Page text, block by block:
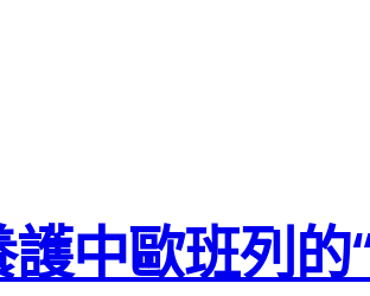
中歐班列的